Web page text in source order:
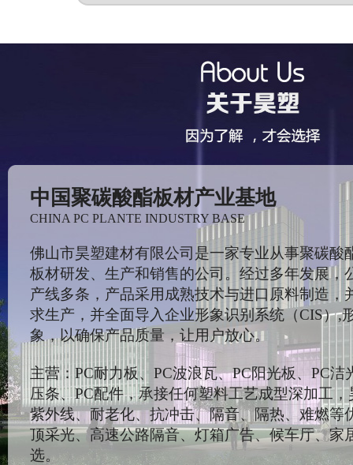
中国聚碳酸酯板材产业基地
CHINA PC PLANTE INDUSTRY BASE
佛山市昊塑建材有限公司是一家专业从事聚碳酸
板材研发、生产和销售的公司。经过多年发展，
产线多条，产品采用成熟技术与进口原料制造，
求生产，并全面导入企业形象识别系统（CIS）,
象，以确保产品质量，让用户放心。
主营：PC耐力板、PC波浪瓦、PC阳光板、PC洁
压条、PC配件，承接任何塑料工艺成型深加工
紫外线、耐老化、抗冲击、隔音、隔热、难燃等
顶采光、高速公路隔音、灯箱广告、候车厅、家
选。